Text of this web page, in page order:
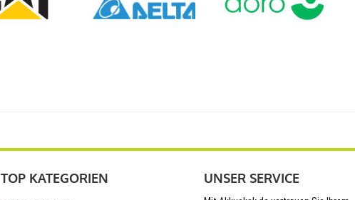
TOP KATEGORIEN UNSER SERVICE